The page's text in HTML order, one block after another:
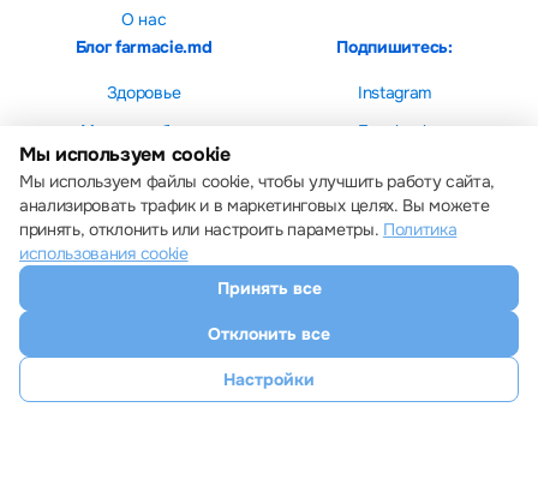
О нас
Блог farmacie.md
Здоровье
Мама и ребенок
Красота
Подпишитесь:
Instagram
Facebook
Все права защищены © 2013 – 2026 Farmacie.md
Скачайте наше приложение
Настройки cookie
Мы используем cookie
Мы используем файлы cookie, чтобы улучшить работу сайта,
анализировать трафик и в маркетинговых целях. Вы можете
принять, отклонить или настроить параметры. Политика
использования cookie
Принять все
Отклонить все
Настройки